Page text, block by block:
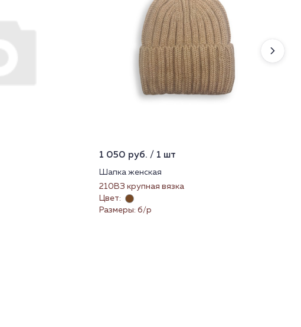
1 050 руб. / 1 шт
Шапка женская
210ВЗ крупная вязка
Цвет:
Размеры: б/р